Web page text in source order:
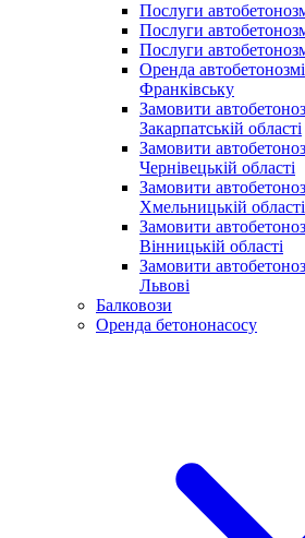
Послуги
Послуги
Послуги
Оренда
Франківську
Замовити
Закарпатській області
Замовити
Чернівецькій області
Замовити
Хмельницькій області
Замовити
Вінницькій області
Замовити
Львові
Балковози
Оренда бетононасосу